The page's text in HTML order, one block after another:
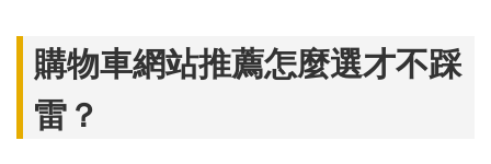
購物車網站推薦怎麼選才不踩
雷？